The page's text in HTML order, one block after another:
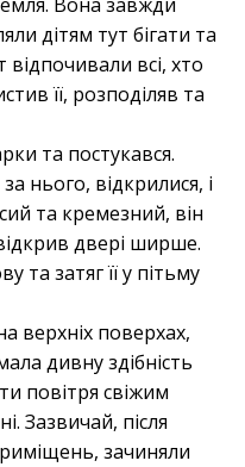
Вона завжди
дітям тут бігати та
всі, хто
її, розподіляв та
та постукався.
нього, відкрилися, і
та кремезний, він
двері ширше.
та затяг її у пітьму
верхніх поверхах,
дивну здібність
повітря свіжим
Зазвичай, після
зачиняли